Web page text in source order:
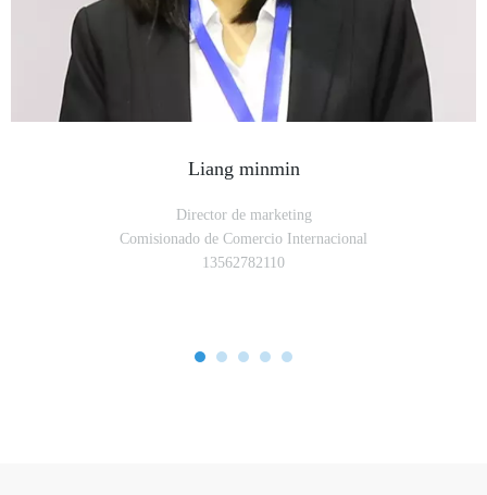
Liang minmin
Director de marketing
Comisionado de Comercio Internacional
13562782110